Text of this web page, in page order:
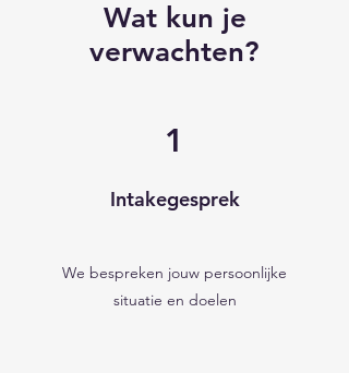
Wat kun je
verwachten?
1
Intakegesprek
We bespreken jouw persoonlijke
situatie en doelen